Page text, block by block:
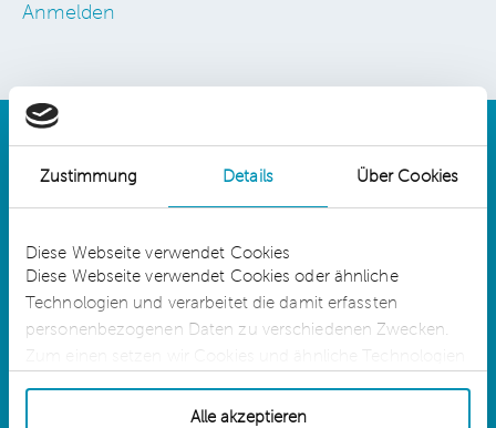
Zustimmung Details Über Cookies
Diese Webseite verwendet Cookies
Diese Webseite verwendet Cookies oder ähnliche
Technologien und verarbeitet die damit erfassten
personenbezogenen Daten zu verschiedenen Zwecken.
Zum einen setzen wir Cookies und ähnliche Technologien
technisch erforderlich sind. Für diese Cookies oder
Alle akzeptieren
Anmelden
dhpg is an independent network member of
CLA Global. See
CLAglobal.com/disclaimer
Sitemap